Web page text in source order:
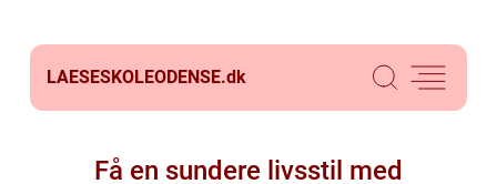
LAESESKOLEODENSE.dk
Få en sundere livsstil med